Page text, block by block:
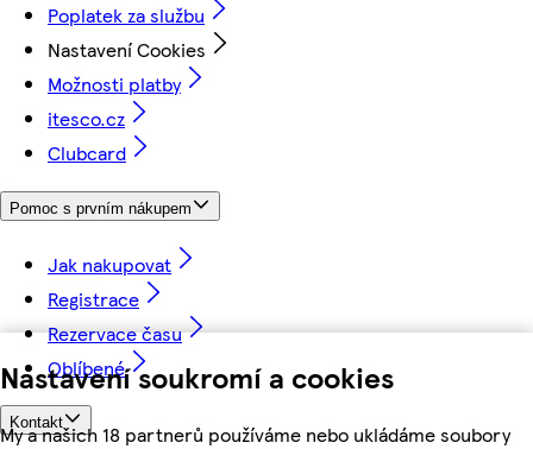
Nastavení soukromí a cookies
My a našich 18 partnerů používáme nebo ukládáme soubory
Poplatek za službu
Nastavení Cookies
Možnosti platby
itesco.cz
Clubcard
Pomoc s prvním nákupem
Jak nakupovat
Registrace
Rezervace času
Oblíbené
Kontakt